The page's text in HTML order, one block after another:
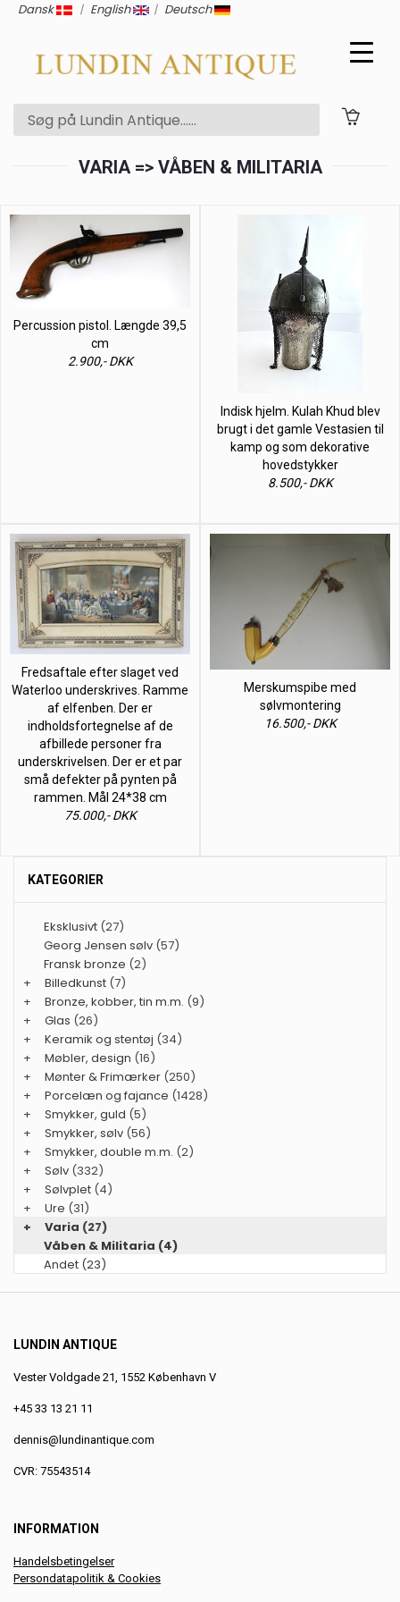
Dansk | English | Deutsch
VARIA => VÅBEN & MILITARIA
Percussion pistol. Længde 39,5
cm
2.900,- DKK
Indisk hjelm. Kulah Khud blev
brugt i det gamle Vestasien til
kamp og som dekorative
hovedstykker
8.500,- DKK
Fredsaftale efter slaget ved
Waterloo underskrives. Ramme
af elfenben. Der er
indholdsfortegnelse af de
afbillede personer fra
underskrivelsen. Der er et par
små defekter på pynten på
rammen. Mål 24*38 cm
75.000,- DKK
Merskumspibe med
sølvmontering
16.500,- DKK
KATEGORIER
Eksklusivt (27)
Georg Jensen sølv (57)
Fransk bronze (2)
+
Billedkunst (7)
+
Bronze, kobber, tin m.m. (9)
+
Glas (26)
+
Keramik og stentøj (34)
+
Møbler, design (16)
+
Mønter & Frimærker (250)
+
Porcelæn og fajance (1428)
+
Smykker, guld (5)
+
Smykker, sølv (56)
+
Smykker, double m.m. (2)
+
Sølv (332)
+
Sølvplet (4)
+
Ure (31)
+
Varia (27)
Våben & Militaria (4)
Andet (23)
LUNDIN ANTIQUE
Vester Voldgade 21, 1552 København V
+45 33 13 21 11
dennis@lundinantique.com
CVR: 75543514
INFORMATION
Handelsbetingelser
Persondatapolitik & Cookies